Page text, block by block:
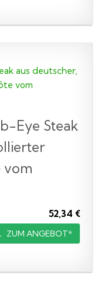
Eye Steak
vom
52,34 €
ZUM ANGEBOT*